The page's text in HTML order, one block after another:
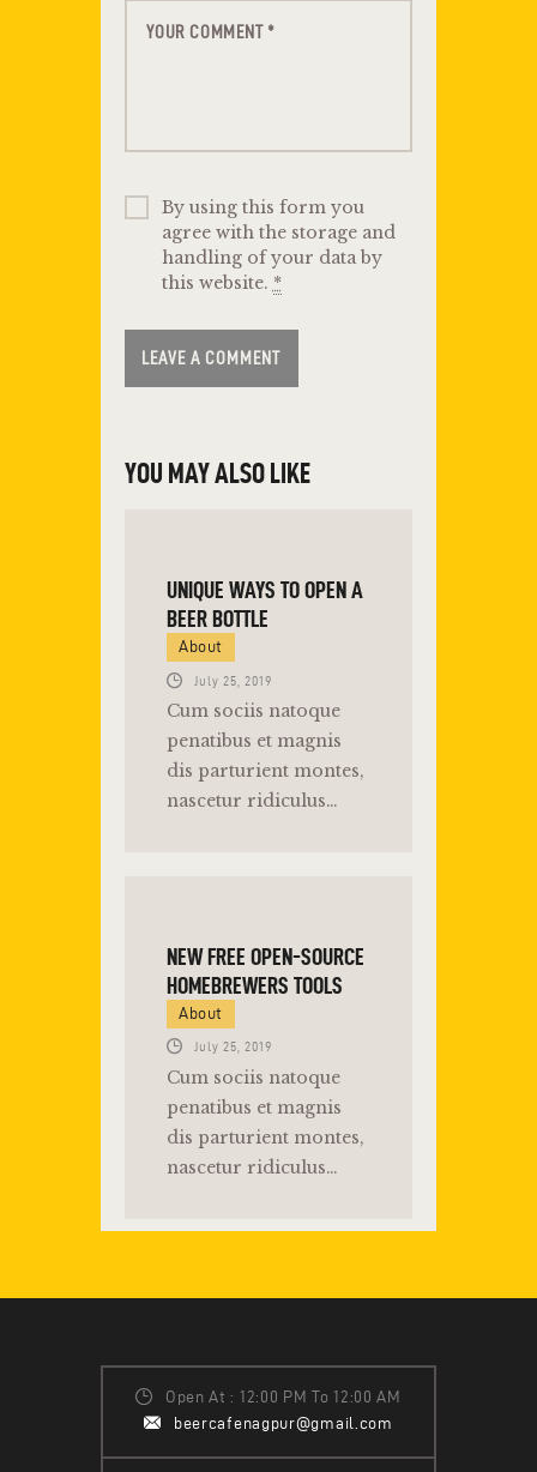
By using this form you
agree with the storage and
handling of your data by
this website. *
YOU MAY ALSO LIKE
UNIQUE WAYS TO OPEN A
BEER BOTTLE
About
July 25, 2019
Cum sociis natoque
penatibus et magnis
dis parturient montes,
nascetur ridiculus…
NEW FREE OPEN-SOURCE
HOMEBREWERS TOOLS
About
July 25, 2019
Cum sociis natoque
penatibus et magnis
dis parturient montes,
nascetur ridiculus…
Open At : 12:00 PM To 12:00 AM
beercafenagpur@gmail.com